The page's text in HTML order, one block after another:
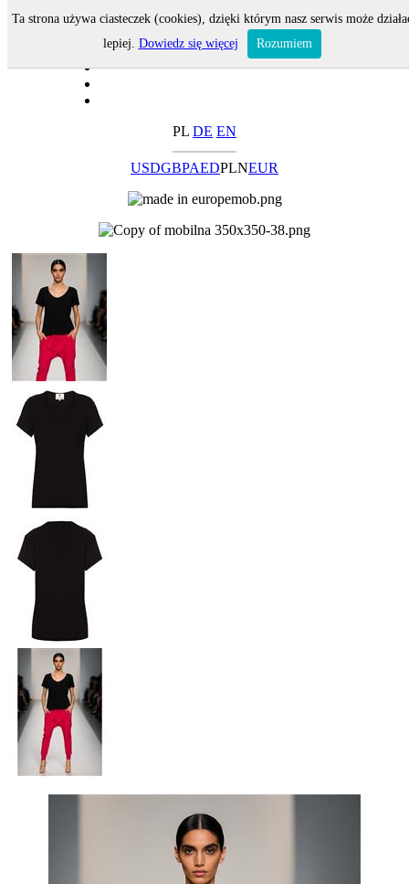
PL DE EN
USDGBPAEDPLNEUR
Ta strona używa ciasteczek (cookies), dzięki którym nasz serwis może
lepiej. Dowiedz się więcej Rozumiem